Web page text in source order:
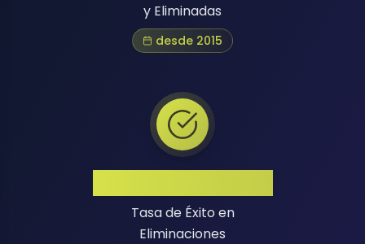
y Eliminadas
desde 2015
Tasa de Éxito en
Eliminaciones